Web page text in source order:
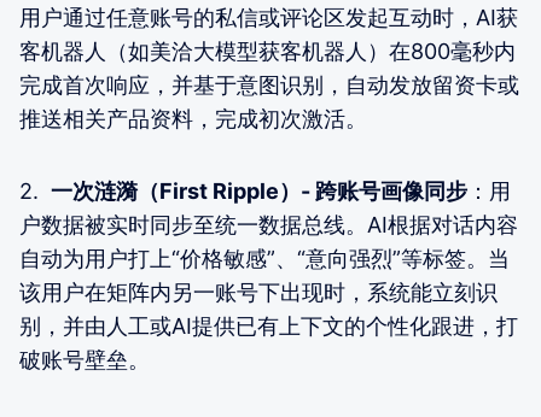
用户通过任意账号的私信或评论区发起互动时，AI获
客机器人（如美洽大模型获客机器人）在800毫秒内
完成首次响应，并基于意图识别，自动发放留资卡或
推送相关产品资料，完成初次激活。
2. 一次涟漪（First Ripple）- 跨账号画像同步 ：用
户数据被实时同步至统一数据总线。AI根据对话内容
自动为用户打上“价格敏感”、“意向强烈”等标签。当
该用户在矩阵内另一账号下出现时，系统能立刻识
别，并由人工或AI提供已有上下文的个性化跟进，打
破账号壁垒。